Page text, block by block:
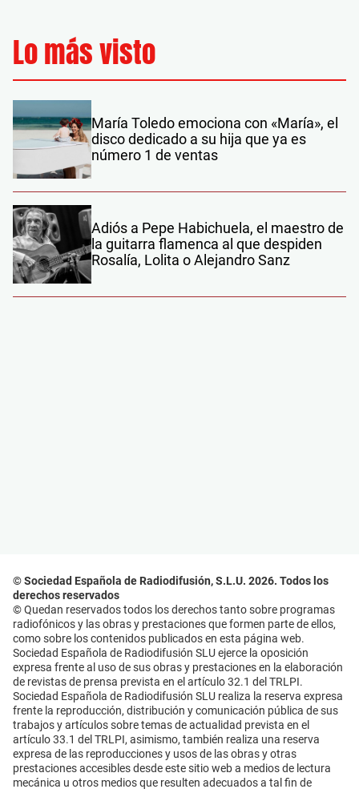
Lo más visto
María Toledo emociona con «María», el
disco dedicado a su hija que ya es
número 1 de ventas
Adiós a Pepe Habichuela, el maestro de
la guitarra flamenca al que despiden
Rosalía, Lolita o Alejandro Sanz
© Sociedad Española de Radiodifusión, S.L.U. 2026. Todos los
derechos reservados
© Quedan reservados todos los derechos tanto sobre programas
radiofónicos y las obras y prestaciones que formen parte de ellos,
como sobre los contenidos publicados en esta página web.
Sociedad Española de Radiodifusión SLU ejerce la oposición
expresa frente al uso de sus obras y prestaciones en la elaboración
de revistas de prensa prevista en el artículo 32.1 del TRLPI.
Sociedad Española de Radiodifusión SLU realiza la reserva expresa
frente la reproducción, distribución y comunicación pública de sus
trabajos y artículos sobre temas de actualidad prevista en el
artículo 33.1 del TRLPI, asimismo, también realiza una reserva
expresa de las reproducciones y usos de las obras y otras
prestaciones accesibles desde este sitio web a medios de lectura
mecánica u otros medios que resulten adecuados a tal fin de